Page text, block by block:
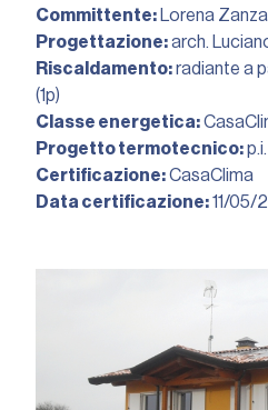
Committente: Lorena
Progettazione:arch.
Riscaldamento:radiante a
(1p)
Classe energetica:
Progetto termotecnico:
Certificazione:CasaClima
Data certificazione:11/05/